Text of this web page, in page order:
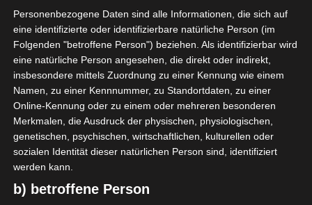
Jeunesse sportive d’El Omrane (JSO) – Avenir Sport
if de Soliman (ASS)
Étoile Sportive du Sahel Sousse (ESS) – Espérance S
portive de Tunis (EST)
Die nächsten Begegnungen
SPIELTAG 1
22 Aug. 2026
16:30
Personenbezogene Daten sind alle Informationen, die sich auf
eine identifizierte oder identifizierbare natürliche Person (im
Folgenden "betroffene Person") beziehen. Als identifizierbar wird
eine natürliche Person angesehen, die direkt oder indirekt,
insbesondere mittels Zuordnung zu einer Kennung wie einem
Namen, zu einer Kennnummer, zu Standortdaten, zu einer
Online-Kennung oder zu einem oder mehreren besonderen
Merkmalen, die Ausdruck der physischen, physiologischen,
genetischen, psychischen, wirtschaftlichen, kulturellen oder
sozialen Identität dieser natürlichen Person sind, identifiziert
werden kann.
b) betroffene Person